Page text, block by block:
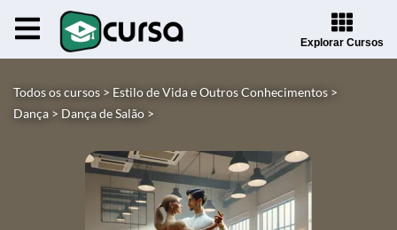
Explorar Cursos
Todos os cursos > Estilo de Vida e Outros Conhecimentos >
Dança > Dança de Salão >